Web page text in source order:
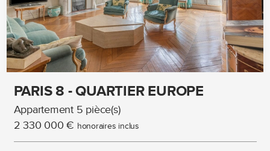
PARIS 8 - QUARTIER EUROPE
Appartement 5 pièce(s)
2 330 000 € honoraires inclus